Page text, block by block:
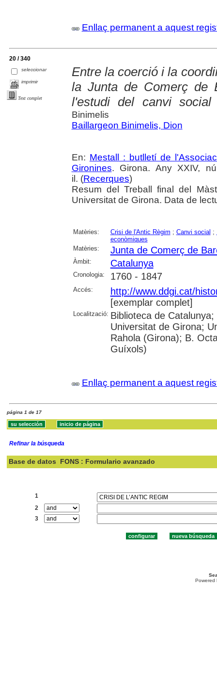
Enllaç permanent a aquest
20 / 340
seleccionar
imprimir
Text complet
Entre la coerció i la
la Junta de Comerç de
l'estudi del canvi social
Binimelis
Baillargeon Binimelis, Dion
En: Mestall : butlletí de
Gironines. Girona. Any XXIV,
il. (Recerques)
Resum del Treball final del
Universitat de Girona. Data de
Matèries: Crisi de l'Antic Règim ; Canvi social ;
econòmiques
Matèries:
Junta de Comerç de
Àmbit: Catalunya
Cronologia: 1760 - 1847
Accés:
http://www.ddgi.cat/
[exemplar complet]
Localització: Biblioteca de
Universitat de Girona;
Rahola (Girona); B.
Guíxols)
Enllaç permanent a aquest
página 1 de 17
Refinar la búsqueda
Base de datos FONS : Formulario avanzado
1
2
3